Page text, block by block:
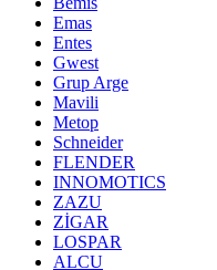
Emas
Entes
Gwest
Grup Arge
Mavili
Metop
Schneider
FLENDER
INNOMOTICS
ZAZU
ZİGAR
LOSPAR
ALCU